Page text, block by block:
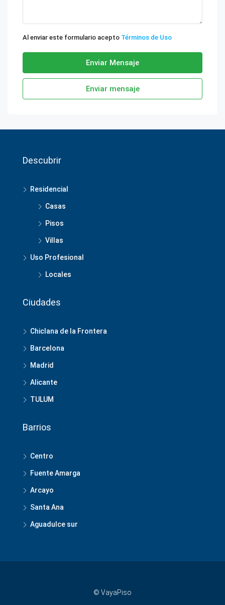
Al enviar este formulario acepto Términos de Uso
Enviar Mensaje
Enviar mensaje
Descubrir
Residencial
Casas
Pisos
Villas
Uso Profesional
Locales
Ciudades
Chiclana de la Frontera
Barcelona
Madrid
Alicante
TULUM
Barrios
Centro
Fuente Amarga
Arcayo
Santa Ana
Aguadulce sur
© VayaPiso